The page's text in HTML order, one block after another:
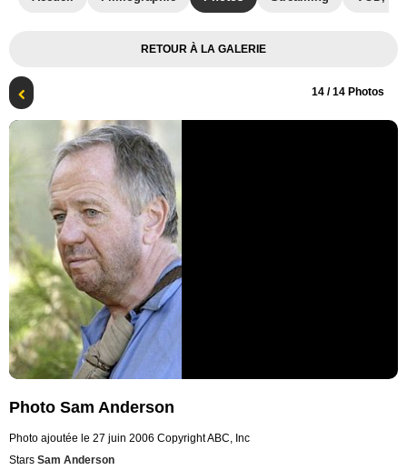
RETOUR À LA GALERIE
14 / 14 Photos
Photo Sam Anderson
Photo ajoutée le 27 juin 2006 Copyright ABC, Inc
Stars Sam Anderson